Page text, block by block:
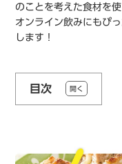
のことを考えた食材を
オンライン飲みにもぴ
します！
目次 開く